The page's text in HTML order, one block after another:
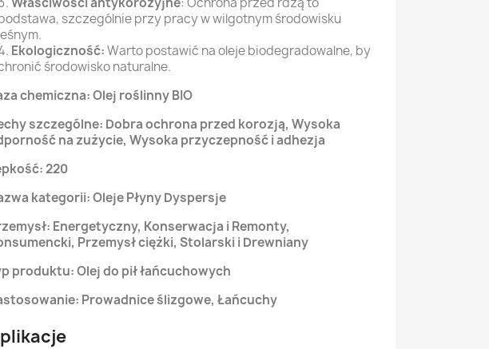
szczególnie przy pracy w wilgotnym środowisku
Ekologiczność:Warto postawić na oleje biodegradowalne, by
środowisko naturalne.
chemiczna: Olej roślinny BIO
szczególne: Dobra ochrona przed korozją, Wysoka
na zużycie, Wysoka przyczepność i adhezja
220
kategorii: Oleje Płyny Dyspersje
Energetyczny, Konserwacja i Remonty,
Przemysł ciężki, Stolarski i Drewniany
produktu: Olej do pił łańcuchowych
Prowadnice ślizgowe, Łańcuchy